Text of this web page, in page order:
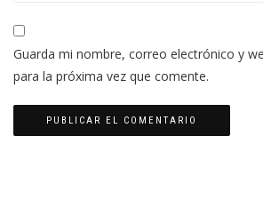
Guarda mi nombre, correo electrónico y
para la próxima vez que comente.